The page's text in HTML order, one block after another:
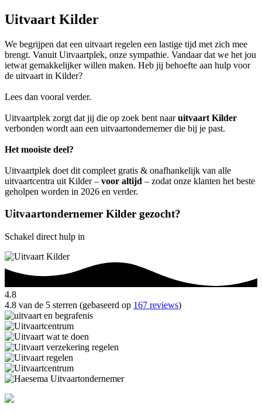
Uitvaart Kilder
We begrijpen dat een uitvaart regelen een lastige tijd met zich mee
brengt. Vanuit Uitvaartplek, onze sympathie. Vandaar dat we het jou
ietwat gemakkelijker willen maken. Heb jij behoefte aan hulp voor
de uitvaart in Kilder?
Lees dan vooral verder.
Uitvaartplek zorgt dat jij die op zoek bent naaruitvaart Kilder
verbonden wordt aan een uitvaartondernemer die bij je past.
Het mooiste deel?
Uitvaartplek doet dit compleet gratis & onafhankelijk van alle
uitvaartcentra uit Kilder – voor altijd – zodat onze klanten het beste
geholpen worden in 2026 en verder.
Uitvaartondernemer Kilder gezocht?
Schakel direct hulp in
4.8
4.8 van de 5 sterren (gebaseerd op 167 reviews)